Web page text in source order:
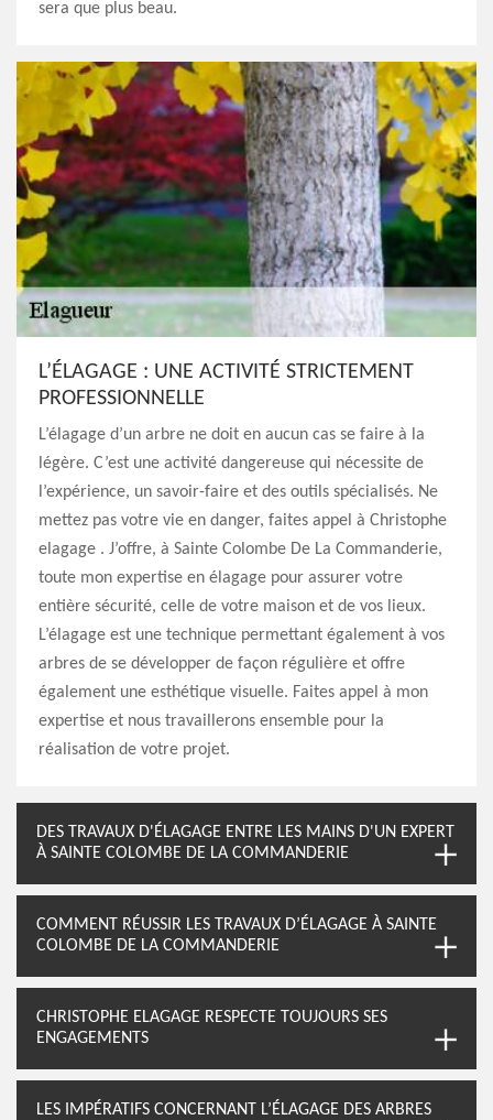
sera que plus beau.
L’ÉLAGAGE : UNE ACTIVITÉ STRICTEMENT
PROFESSIONNELLE
L’élagage d’un arbre ne doit en aucun cas se faire à la
légère. C’est une activité dangereuse qui nécessite de
l’expérience, un savoir-faire et des outils spécialisés. Ne
mettez pas votre vie en danger, faites appel à Christophe
elagage . J’offre, à Sainte Colombe De La Commanderie,
toute mon expertise en élagage pour assurer votre
entière sécurité, celle de votre maison et de vos lieux.
L’élagage est une technique permettant également à vos
arbres de se développer de façon régulière et offre
également une esthétique visuelle. Faites appel à mon
expertise et nous travaillerons ensemble pour la
réalisation de votre projet.
DES TRAVAUX D'ÉLAGAGE ENTRE LES MAINS D'UN EXPERT
À SAINTE COLOMBE DE LA COMMANDERIE
COMMENT RÉUSSIR LES TRAVAUX D’ÉLAGAGE À SAINTE
COLOMBE DE LA COMMANDERIE
CHRISTOPHE ELAGAGE RESPECTE TOUJOURS SES
ENGAGEMENTS
LES IMPÉRATIFS CONCERNANT L’ÉLAGAGE DES ARBRES